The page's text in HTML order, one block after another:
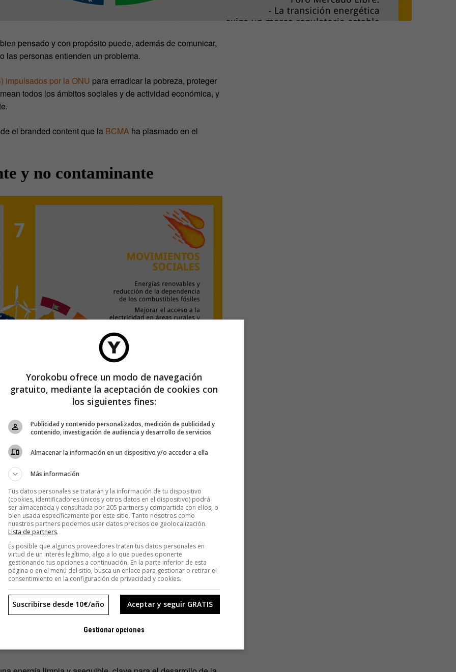
pensado y con propósito puede, además de comunicar,
las personas entienden un problema.
impulsados por la ONU para erradicar la pobreza, proteger
todos los ámbitos sociales y de actividad económica, y
el branded content que la BCMA ha plasmado en el
y no contaminante
aún no es universal. De hecho, se estima que 733
aquellas que se encuentran en áreas rurales
Yorokobu ofrece un modo de navegación
gratuito, mediante la aceptación de cookies con
los siguientes fines:
Publicidad y contenido personalizados, medición de publicidad y
contenido, investigación de audiencia y desarrollo de servicios
Almacenar la información en un dispositivo y/o acceder a ella
Más información
Tus datos personales se tratarán y la información de tu dispositivo
(cookies, identificadores únicos y otros datos en el dispositivo) podrá
ser almacenada y consultada por 205 partners y compartida con ellos, o
bien usada específicamente por este sitio. Tanto nosotros como
nuestros partners podemos usar datos precisos de geolocalización.
Lista de partners.
Es posible que algunos proveedores traten tus datos personales en
virtud de un interés legítimo, algo a lo que puedes oponerte
gestionando tus opciones a continuación. En la parte inferior de esta
página o en el menú del sitio, busca un enlace para gestionar o retirar el
consentimiento en la configuración de privacidad y cookies.
Aceptar y seguir GRATIS
Suscribirse desde 10€/año
Gestionar opciones